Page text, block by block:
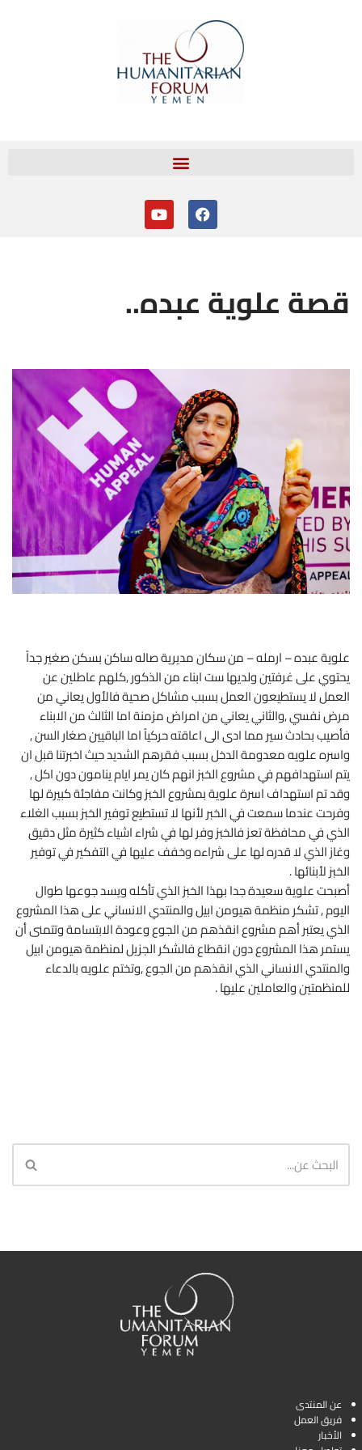
قصة علوية عبده..
علوية عبده – ارمله – من سكان مديرية صاله ساكن بسكن صغير جداً
يحتوي على غرفتين ولديها ست ابناء من الذكور ,كلهم عاطلين عن
العمل لا يستطيعون العمل بسبب مشاكل صحية فالأول يعاني من
مرض نفسي ,والثاني يعاني من امراض مزمنة اما الثالث من الابناء
فأصيب بحادث سير مما ادى الى اعاقته حركياً اما الباقيين صغار السن ,
واسره علويه معدومة الدخل بسبب فقرهم الشديد حيث اخبرتنا قبل ان
يتم استهدافهم في مشروع الخبز انهم كان يمر ايام ينامون دون اكل ,
وقد تم استهداف اسرة علوية بمشروع الخبز وكانت مفاجئة كبيرة لها
وفرحت عندما سمعت في الخبر لأنها لا تستطيع توفير الخبز بسبب الغلاء
الذي في محافظة تعز فالخبز وفر لها في شراء اشياء كثيرة مثل دقيق
وغاز الذي لا قدره لها على شراءه وخفف عليها في التفكير في توفير
الخبز لأبنائها .
أصبحت علوية سعيدة جدا بهذا الخبز الذي تأكله ويسد جوعها طوال
اليوم , تشكر منظمة هيومن ابيل والمنتدي الانساني على هذا المشروع
الذي يعتبر أهم مشروع انقذهم من الجوع وعودة الابتسامة وتتمنى أن
يستمر هذا المشروع دون انقطاع فالشكر الجزيل لمنظمة هيومن ابيل
والمنتدي الانساني الذي انقذهم من الجوع ,وتختم علويه بالدعاء
للمنظمتين والعاملين عليها .
عن المنتدى
فريق العمل
الأخبار